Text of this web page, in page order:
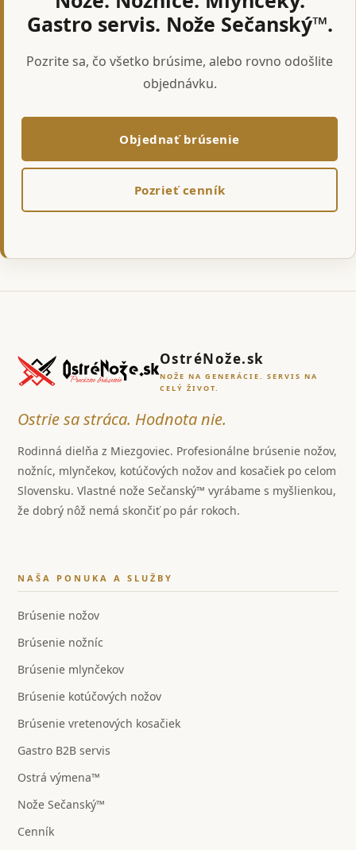
Gastro servis. Nože Sečanský™.
Pozrite sa, čo všetko brúsime, alebo rovno odošlite
objednávku.
Objednať brúsenie
Pozrieť cenník
OstréNože.sk
NOŽE NA GENERÁCIE. SERVIS NA
CELÝ ŽIVOT.
Ostrie sa stráca. Hodnota nie.
Rodinná dielňa z Miezgoviec. Profesionálne brúsenie nožov,
nožníc, mlynčekov, kotúčových nožov and kosačiek po celom
Slovensku. Vlastné nože Sečanský™ vyrábame s myšlienkou,
že dobrý nôž nemá skončiť po pár rokoch.
NAŠA PONUKA A SLUŽBY
Brúsenie nožov
Brúsenie nožníc
Brúsenie mlynčekov
Brúsenie kotúčových nožov
Brúsenie vretenových kosačiek
Gastro B2B servis
Ostrá výmena™
Nože Sečanský™
Cenník